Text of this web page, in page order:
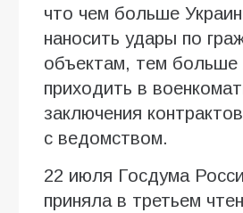
что чем больше
наносить удары по
объектам, тем
приходить в
заключения контрактов
с ведомством.
22 июля Госдума
приняла в третьем